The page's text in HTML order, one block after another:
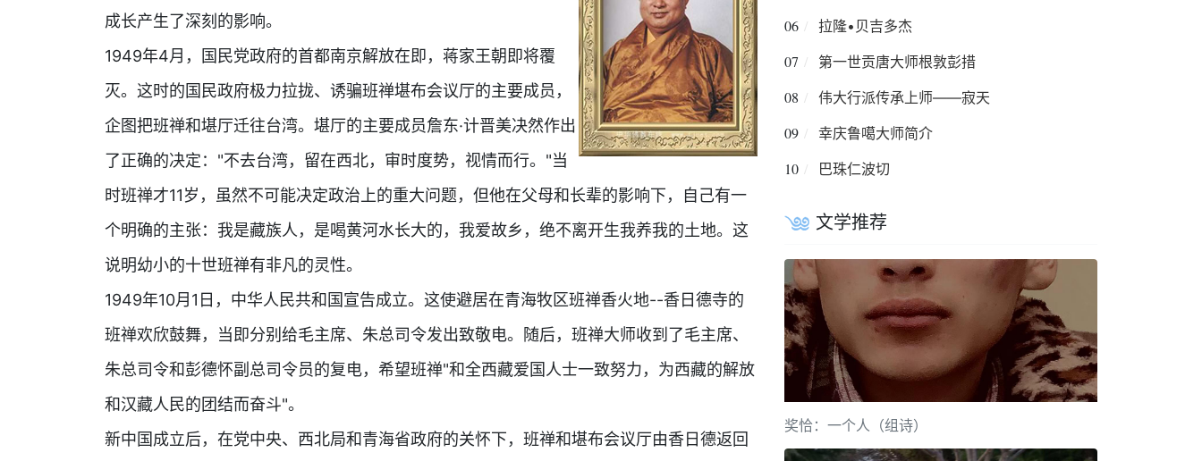
成长产生了深刻的影响。
1949年4月，国民党政府的首都南京解放在即，蒋家王朝即将覆
灭。这时的国民政府极力拉拢、诱骗班禅堪布会议厅的主要成员，
企图把班禅和堪厅迁往台湾。堪厅的主要成员詹东·计晋美决然作出
了正确的决定："不去台湾，留在西北，审时度势，视情而行。"当
时班禅才11岁，虽然不可能决定政治上的重大问题，但他在父母和长辈的影响下，自己有一
个明确的主张：我是藏族人，是喝黄河水长大的，我爱故乡，绝不离开生我养我的土地。这
说明幼小的十世班禅有非凡的灵性。
1949年10月1日，中华人民共和国宣告成立。这使避居在青海牧区班禅香火地--香日德寺的
班禅欢欣鼓舞，当即分别给毛主席、朱总司令发出致敬电。随后，班禅大师收到了毛主席、
朱总司令和彭德怀副总司令员的复电，希望班禅"和全西藏爱国人士一致努力，为西藏的解放
和汉藏人民的团结而奋斗"。
新中国成立后，在党中央、西北局和青海省政府的关怀下，班禅和堪布会议厅由香日德返回
06 拉隆•贝吉多杰
07 第一世贡唐大师根敦彭措
08 伟大行派传承上师——寂天
09 幸庆鲁噶大师简介
10 巴珠仁波切
文学推荐
奖恰：一个人（组诗）